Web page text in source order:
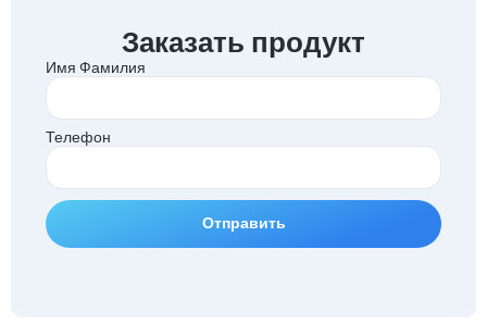
Заказать продукт
Имя Фамилия
Телефон
Отправить